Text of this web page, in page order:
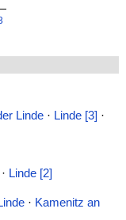
Linde· Linde [3] ·
· Linde [2]
· Kamenitz an